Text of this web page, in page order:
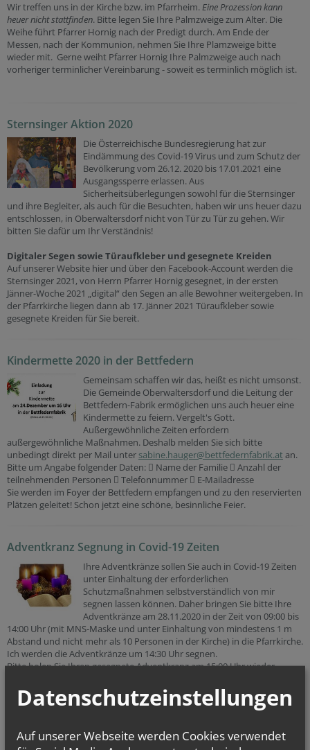
Wir treffen uns in der Kirche bzw. im Pfarrheim.Eine Prozession kann
heuer nicht stattfinden. Bitte legen Sie Ihre Palmzweige zum Alter. Die
Weihe führt Pfarrer Hornig nach der Predigt durch. Am Ende der
Messen, nach der Kommunion, nehmen Sie Ihre Plamzweige bitte
wieder mit. Gerne weiht Pfarrer Hornig Ihre Palmzweige auch nach
vorheriger terminlicher Vereinbarung - soweit es terminlich möglich ist.
Sternsinger Aktion 2020
Die Österreichische Bundesregierung hat zur
Eindämmung des Covid-19 Virus und zum Schutz der
Bevölkerung vom 26.12. 2020 bis 17.01.2021 eine
Ausgangssperre erlassen. Aus
Sicherheitsüberlegungen sowohl für die Sternsinger
und ihre Begleiter, als auch für die Besuchten, haben wir uns heuer dazu
entschlossen, in Oberwaltersdorf nicht von Tür zu Tür zu gehen. Wir
bitten Sie dafür um Ihr Verständnis!
Digitaler Segen sowie Türaufkleber und gesegnete Kreiden
Auf unserer Website hier und über den Facebook-Account werden die
Sternsinger 2021, von Herrn Pfarrer Hornig gesegnet, in der ersten
Jänner-Woche 2021 „digital“ den Segen an alle Bewohner weitergeben. In
der Pfarrkirche liegen dann ab 17. Jänner 2021 Türaufkleber sowie
gesegnete Kreiden für Sie bereit.
Kindermette 2020 in der Bettfedern
Gemeinsam schaffen wir das, heißt es nicht umsonst.
Die Gemeinde Oberwaltersdorf und die Leitung der
Bettfedern-Fabrik ermöglichen uns auch heuer eine
Kindermette zu feiern. Vergelt's Gott.
Außergewöhnliche Zeiten erfordern
außergewöhnliche Maßnahmen. Deshalb melden Sie sich bitte
unbedingt direkt per Mail unter sabine.hauger@bettfedernfabrik.at an.
Bitte um Angabe folgender Daten:  Name der Familie  Anzahl der
teilnehmenden Personen  Telefonnummer  E-Mailadresse
Sie werden im Foyer der Bettfedern empfangen und zu den reservierten
Plätzen geleitet! Schon jetzt eine schöne, besinnliche Feier.
Adventkranz Segnung in Covid-19 Zeiten
Ihre Adventkränze sollen Sie auch in Covid-19 Zeiten
unter Einhaltung der erforderlichen
Schutzmaßnahmen selbstverständlich von mir
segnen lassen können. Daher bringen Sie bitte Ihre
Adventkränze am 28.11.2020 in der Zeit von 09:00 bis
14:00 Uhr (mit MNS-Maske und unter Einhaltung von mindestens 1 m
Abstand und nicht mehr als 10 Personen in der Kirche) in die Pfarrkirche.
Ich werden die Adventkränze um 14:30 Uhr segnen.
Bitte holen Sie Ihren gesegnete Adventkranz am 15:00 Uhr wieder
„Der Dirndlgwandsonntag bereitet uns in diesen
Datenschutzeinstellungen
Auf unserer Webseite werden Cookies verwendet